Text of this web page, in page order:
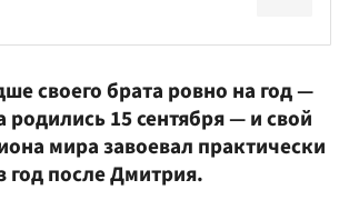
своего брата ровно на год —
родились 15 сентября — и свой
мира завоевал практически
год после Дмитрия.